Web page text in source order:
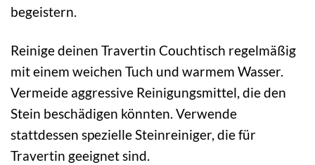
begeistern.
Reinige deinen Travertin Couchtisch regelmäßig
mit einem weichen Tuch und warmem Wasser.
Vermeide aggressive Reinigungsmittel, die den
Stein beschädigen könnten. Verwende
stattdessen spezielle Steinreiniger, die für
Travertin geeignet sind.